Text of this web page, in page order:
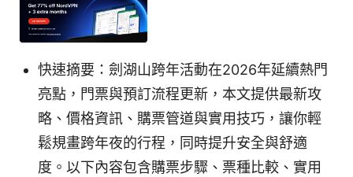
快速摘要：劍湖山跨年活動在2026年延續熱門
亮點，門票與預訂流程更新，本文提供最新攻
略、價格資訊、購票管道與實用技巧，讓你輕
鬆規畫跨年夜的行程，同時提升安全與舒適
度。以下內容包含購票步驟、票種比較、實用